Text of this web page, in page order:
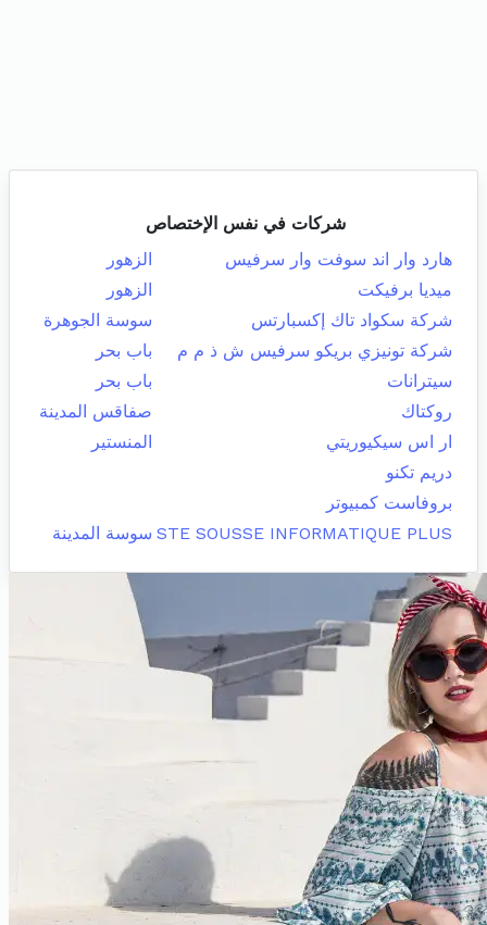
شركات في نفس الإختصاص
هارد وار اند سوفت وار سرفيس
الزهور
ميديا برفيكت
الزهور
شركة سكواد تاك إكسبارتس
سوسة الجوهرة
شركة تونيزي بريكو سرفيس ش ذ م م
باب بحر
سيترانات
باب بحر
روكتاك
صفاقس المدينة
ار اس سيكيوريتي
المنستير
دريم تكنو
بروفاست كمبيوتر
STE SOUSSE INFORMATIQUE PLUS سوسة المدينة